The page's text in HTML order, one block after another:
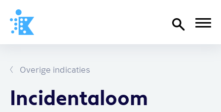
Overige indicaties
Incidentaloom
Richtlijnen
Over SKION